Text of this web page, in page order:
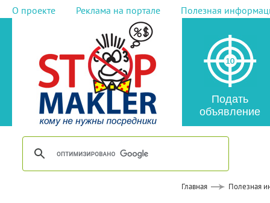
О проекте Реклама на портале Полезная
Подать
объявление
Главная Полезная